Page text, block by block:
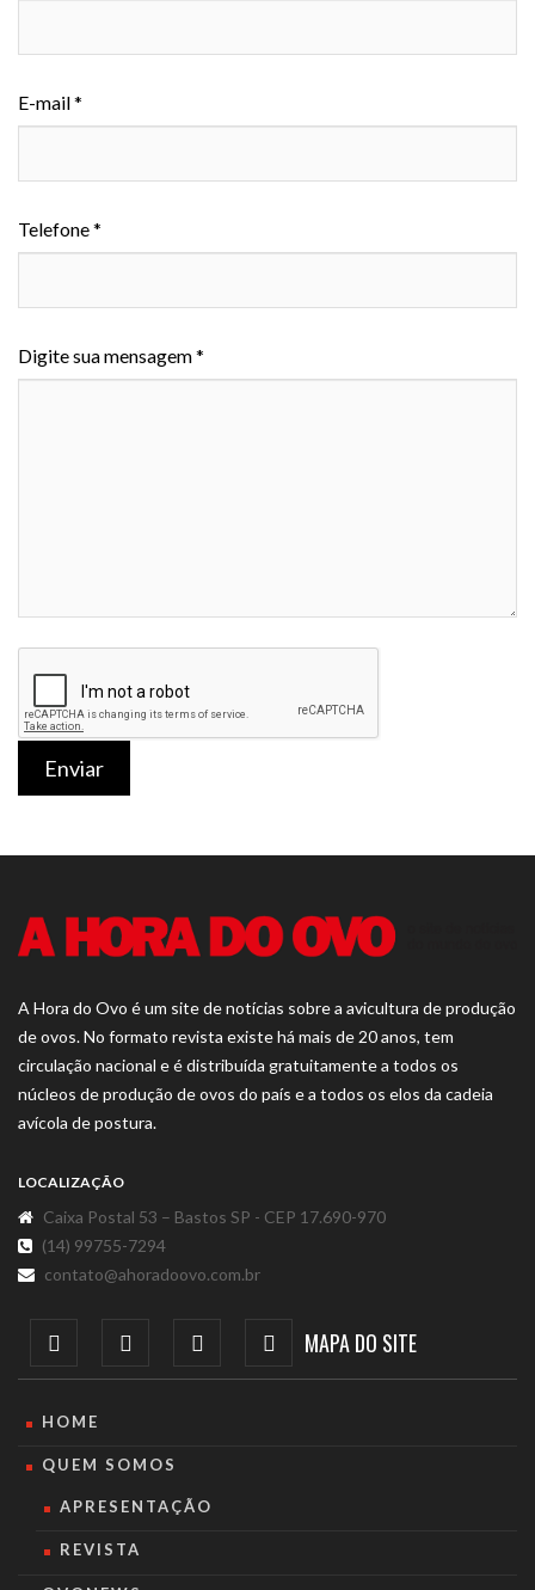
E-mail *
Telefone *
Digite sua mensagem *
Enviar
A Hora do Ovo é um site de notícias sobre a avicultura de produção
de ovos. No formato revista existe há mais de 20 anos, tem
circulação nacional e é distribuída gratuitamente a todos os
núcleos de produção de ovos do país e a todos os elos da cadeia
avícola de postura.
LOCALIZAÇÃO
Caixa Postal 53 – Bastos SP - CEP 17.690-970
(14) 99755-7294
contato@ahoradoovo.com.br
MAPA DO SITE
HOME
QUEM SOMOS
APRESENTAÇÃO
REVISTA